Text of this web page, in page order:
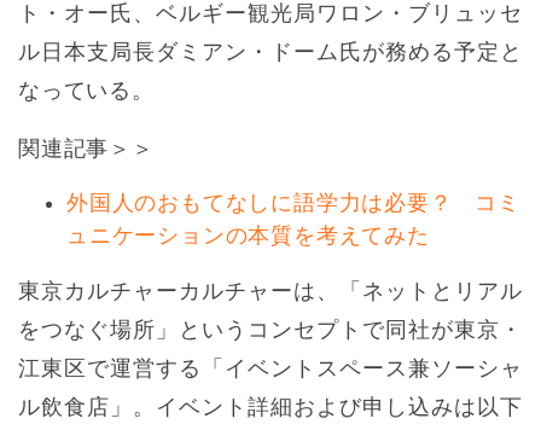
ト・オー氏、ベルギー観光局ワロン・ブリュッセ
ル日本支局長ダミアン・ドーム氏が務める予定と
なっている。
関連記事＞＞
外国人のおもてなしに語学力は必要？ コミ
ュニケーションの本質を考えてみた
東京カルチャーカルチャーは、「ネットとリアル
をつなぐ場所」というコンセプトで同社が東京・
江東区で運営する「イベントスペース兼ソーシャ
ル飲食店」。イベント詳細および申し込みは以下